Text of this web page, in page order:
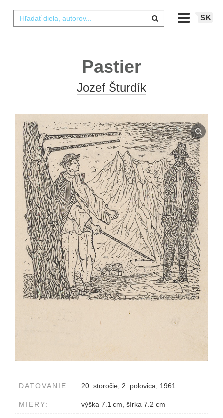
SK
Pastier
Jozef Šturdík
DATOVANIE: 20. storočie, 2. polovica, 1961
MIERY: výška 7.1 cm, šírka 7.2 cm